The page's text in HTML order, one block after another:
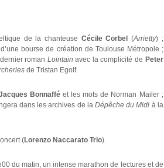
de la chanteuse Cécile Corbel (Arrietty) ;
d’une bourse de création de Toulouse Métropole ;
roman Lointainavec la complicité de Peter
de Tristan Egolf.
Bonnaffé et les mots de Norman Mailer ;
dans les archives de la Dépêche du Midi à la
(Lorenzo Naccarato Trio).
du matin, un intense marathon de lectures et de